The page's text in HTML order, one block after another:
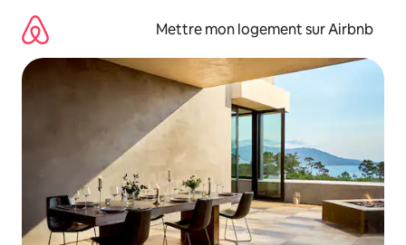
directement
contenu
Mettre mon logement sur Airbnb